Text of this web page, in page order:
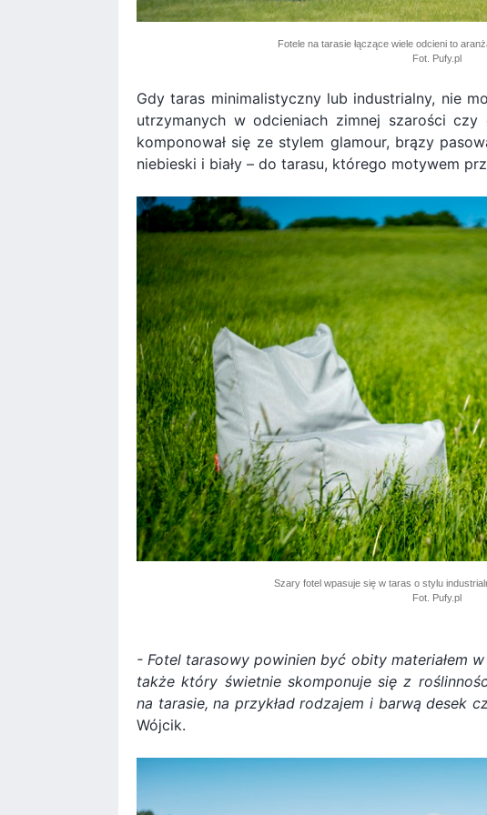
Fotele na tarasie łączące wiele odcieni to
Fot. Pufy.pl
Gdy taras minimalistyczny lub industrialny, nie
utrzymanych w odcieniach zimnej szarości
komponował się ze stylem glamour, brązy
niebieski i biały – do tarasu, którego motywem
Szary fotel wpasuje się w taras o stylu
Fot. Pufy.pl
- Fotel tarasowy powinien być obity materiałem
także który świetnie skomponuje się z
na tarasie, na przykład rodzajem i barwą desek
Wójcik.